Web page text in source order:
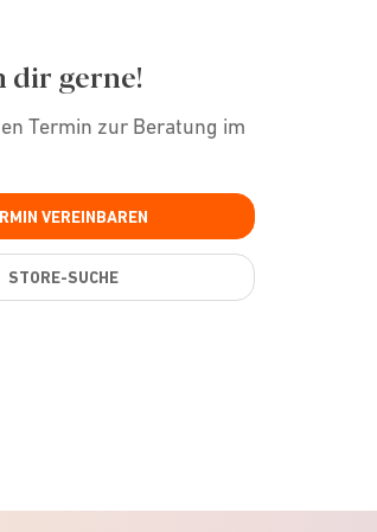
dir gerne!
Termin zur Beratung im
VEREINBAREN
STORE-SUCHE